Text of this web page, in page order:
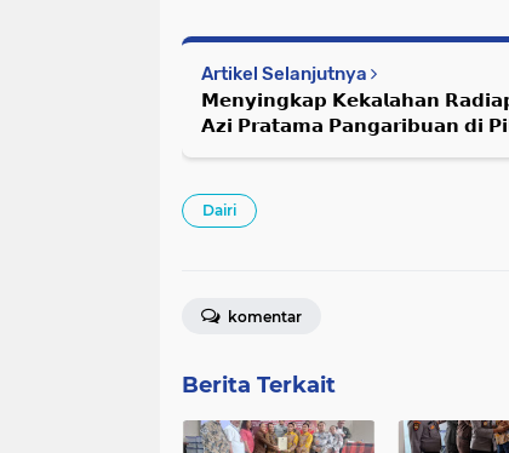
Artikel Selanjutnya
𝗠𝗲𝗻𝘆𝗶𝗻𝗴𝗸𝗮𝗽 𝗞𝗲𝗸𝗮𝗹𝗮𝗵𝗮𝗻
𝗔𝘇𝗶 𝗣𝗿𝗮𝘁𝗮𝗺𝗮 𝗣𝗮𝗻𝗴𝗮𝗿𝗶𝗯𝘂𝗮𝗻 𝗱𝗶
Dairi
komentar
Berita Terkait